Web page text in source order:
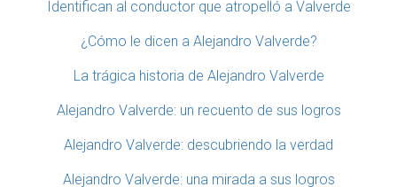
Identifican al conductor que atropelló a Valverde
¿Cómo le dicen a Alejandro Valverde?
La trágica historia de Alejandro Valverde
Alejandro Valverde: un recuento de sus logros
Alejandro Valverde: descubriendo la verdad
Alejandro Valverde: una mirada a sus logros